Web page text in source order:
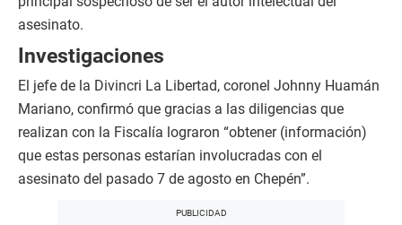
asesinato.
Investigaciones
El jefe de la Divincri La Libertad, coronel Johnny Huamán
Mariano, confirmó que gracias a las diligencias que
realizan con la Fiscalía lograron “obtener (información)
que estas personas estarían involucradas con el
asesinato del pasado 7 de agosto en Chepén”.